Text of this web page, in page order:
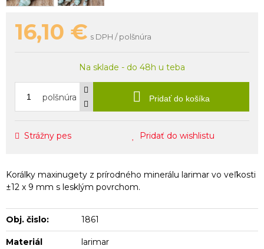
16,10 € s DPH / polšnúra
Na sklade - do 48h u teba
polšnúra Pridať do košíka
Strážny pes Pridať do wishlistu
Korálky maxinugety z prírodného minerálu larimar vo veľkosti
±12 x 9 mm s lesklým povrchom.
Obj. čislo: 1861
Materiál larimar